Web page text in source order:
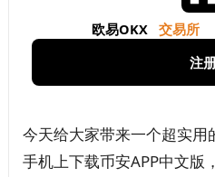
欧易OKX 交易所
注
今天给大家带来一个超实用
手机上下载币安APP中文版